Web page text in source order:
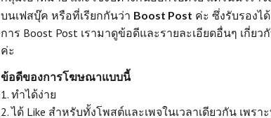
บนเฟสบุ๊ค หรือที่เรียกกันว่า Boost Post ค่ะ ซึ่งรับรองไ
การ Boost Post เรามาดูข้อดีและรายละเอียดอื่นๆ เกี่
ค่ะ
ข้อดีของการโฆษณาแบบนี้
1. ทำได้ง่าย
2. ได้ Like สำหรับทั้งโพสต์และเพจในเวลาเดียวกัน เพร